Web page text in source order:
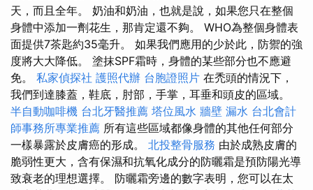
天，而且全年。 奶油和奶油，也就是說，如果您只在整個
身體中添加一劑花生，那肯定還不夠。 WHO為整個身體表
面提供7茶匙約35毫升。 如果我們應用的少於此，防禦的強
度將大大降低。 塗抹SPF霜時，身體的某些部分也不應避
免。 私家偵探社 護照代辦 台胞證照片 在禿頭的情況下，
我們到達膝蓋，鞋底，肘部，手掌，耳垂和頭皮的區域。
半自動咖啡機 台北牙醫推薦 塔位風水 牆壁 漏水 台北會計
師事務所專業推薦 所有這些區域都像身體的其他任何部分
一樣暴露於皮膚癌的形成。 北投整骨服務 由於成熟皮膚的
脆弱性更大，含有保濕和抗氧化成分的防曬霜是預防陽光導
致衰老的理想選擇。 防曬霜旁邊的數字表明，您可以在太